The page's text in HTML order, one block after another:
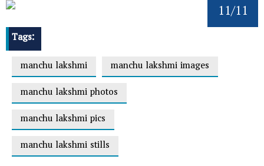
11/11
Tags:
manchu lakshmi
manchu lakshmi images
manchu lakshmi photos
manchu lakshmi pics
manchu lakshmi stills